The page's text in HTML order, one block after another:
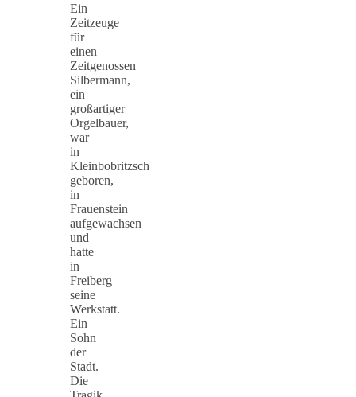
Ein
Zeitzeuge
für
einen
Zeitgenossen
Silbermann,
ein
großartiger
Orgelbauer,
war
in
Kleinbobritzsch
geboren,
in
Frauenstein
aufgewachsen
und
hatte
in
Freiberg
seine
Werkstatt.
Ein
Sohn
der
Stadt.
Die